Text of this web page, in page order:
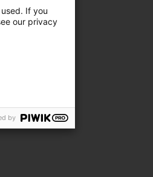
If you
our privacy
by